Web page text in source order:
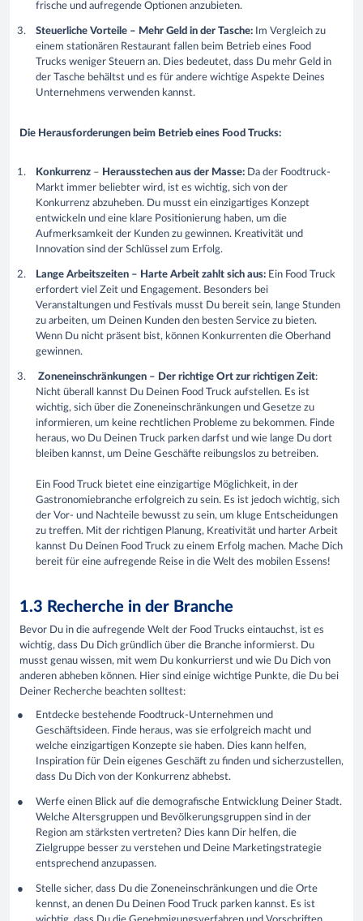
frische und aufregende Optionen anzubieten.
Steuerliche Vorteile – Mehr Geld in der Tasche: Im Vergleich zu
einem stationären Restaurant fallen beim Betrieb eines Food
Trucks weniger Steuern an. Dies bedeutet, dass Du mehr Geld in
der Tasche behältst und es für andere wichtige Aspekte Deines
Unternehmens verwenden kannst.
Die Herausforderungen beim Betrieb eines Food Trucks:
Konkurrenz – Herausstechen aus der Masse: Da der Foodtruck-
Markt immer beliebter wird, ist es wichtig, sich von der
Konkurrenz abzuheben. Du musst ein einzigartiges Konzept
entwickeln und eine klare Positionierung haben, um die
Aufmerksamkeit der Kunden zu gewinnen. Kreativität und
Innovation sind der Schlüssel zum Erfolg.
Lange Arbeitszeiten – Harte Arbeit zahlt sich aus: Ein Food Truck
erfordert viel Zeit und Engagement. Besonders bei
Veranstaltungen und Festivals musst Du bereit sein, lange Stunden
zu arbeiten, um Deinen Kunden den besten Service zu bieten.
Wenn Du nicht präsent bist, können Konkurrenten die Oberhand
gewinnen.
Zoneneinschränkungen – Der richtige Ort zur richtigen Zeit:
Nicht überall kannst Du Deinen Food Truck aufstellen. Es ist
wichtig, sich über die Zoneneinschränkungen und Gesetze zu
informieren, um keine rechtlichen Probleme zu bekommen. Finde
heraus, wo Du Deinen Truck parken darfst und wie lange Du dort
bleiben kannst, um Deine Geschäfte reibungslos zu betreiben.
Ein Food Truck bietet eine einzigartige Möglichkeit, in der
Gastronomiebranche erfolgreich zu sein. Es ist jedoch wichtig, sich
der Vor- und Nachteile bewusst zu sein, um kluge Entscheidungen
zu treffen. Mit der richtigen Planung, Kreativität und harter Arbeit
kannst Du Deinen Food Truck zu einem Erfolg machen. Mache Dich
bereit für eine aufregende Reise in die Welt des mobilen Essens!
1.3 Recherche in der Branche
Bevor Du in die aufregende Welt der Food Trucks eintauchst, ist es
wichtig, dass Du Dich gründlich über die Branche informierst. Du
musst genau wissen, mit wem Du konkurrierst und wie Du Dich von
anderen abheben können. Hier sind einige wichtige Punkte, die Du bei
Deiner Recherche beachten solltest:
Entdecke bestehende Foodtruck-Unternehmen und
Geschäftsideen. Finde heraus, was sie erfolgreich macht und
welche einzigartigen Konzepte sie haben. Dies kann helfen,
Inspiration für Dein eigenes Geschäft zu finden und sicherzustellen,
dass Du Dich von der Konkurrenz abhebst.
Werfe einen Blick auf die demografische Entwicklung Deiner Stadt.
Welche Altersgruppen und Bevölkerungsgruppen sind in der
Region am stärksten vertreten? Dies kann Dir helfen, die
Zielgruppe besser zu verstehen und Deine Marketingstrategie
entsprechend anzupassen.
Stelle sicher, dass Du die Zoneneinschränkungen und die Orte
kennst, an denen Du Deinen Food Truck parken kannst. Es ist